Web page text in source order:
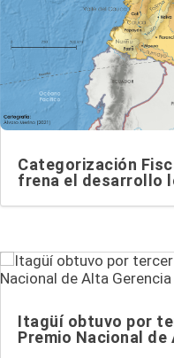
Categorización
frena el desarrollo
Itagüí obtuvo por
Premio Nacional de